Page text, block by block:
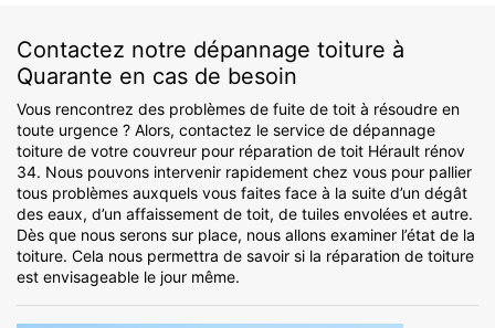
Contactez notre dépannage toiture à
Quarante en cas de besoin
Vous rencontrez des problèmes de fuite de toit à résoudre en
toute urgence ? Alors, contactez le service de dépannage
toiture de votre couvreur pour réparation de toit Hérault rénov
34. Nous pouvons intervenir rapidement chez vous pour pallier
tous problèmes auxquels vous faites face à la suite d’un dégât
des eaux, d’un affaissement de toit, de tuiles envolées et autre.
Dès que nous serons sur place, nous allons examiner l’état de la
toiture. Cela nous permettra de savoir si la réparation de toiture
est envisageable le jour même.